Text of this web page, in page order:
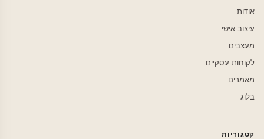
אודות
עיצוב אישי
מעצבים
לקוחות עסקיים
מאמרים
בלוג
קטגוריות